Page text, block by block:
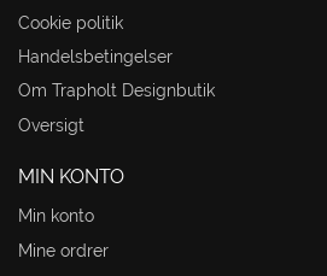
Cookie politik
Handelsbetingelser
Om Trapholt Designbutik
Oversigt
MIN KONTO
Min konto
Mine ordrer